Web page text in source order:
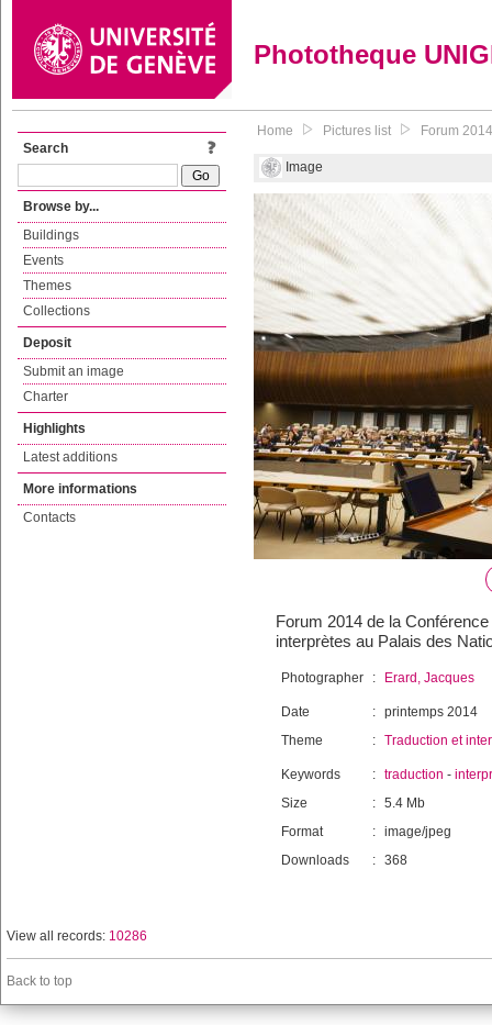
Phototheque
Search
Browse by...
Buildings
Events
Themes
Collections
Deposit
Submit an image
Charter
Highlights
Latest additions
More informations
Contacts
Home Pictures list Forum
Image
Forum 2014 de la
interprètes au Palais des
Photographer : Erard, Jacques
Date : printemps 2014
Theme
: Traduction et
Keywords : traduction -
Size
: 5.4 Mb
Format
: image/jpeg
Downloads
: 368
View all records: 10286
Back to top